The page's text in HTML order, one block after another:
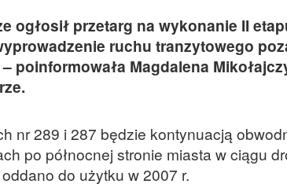
ogłosił przetarg na wykonanie II
ruchu tranzytowego
poinformowała Magdalena
nr 289 i 287 będzie kontynuacją
po północnej stronie miasta w ciągu
do użytku w 2007 r.